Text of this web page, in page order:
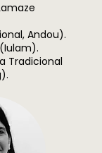
Andou).
Tradicional